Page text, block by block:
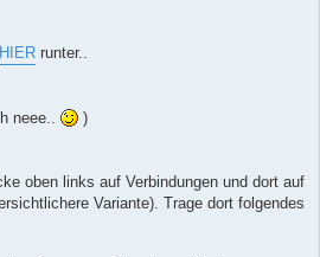
HIER runter..
neee..
)
oben links auf Verbindungen und dort auf
Variante). Trage dort folgendes